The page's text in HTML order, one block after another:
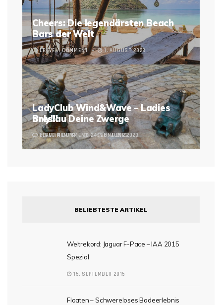
Cheers: Die legendärsten Beach
Bars der Welt
LEAVE A COMMENT 1. AUGUST 2023
Breslau Deine Zwerge
2 COMMENTS 24. JUNE 2023
LadyClub Wind&Wave – Ladies
only!!!
LEAVE A COMMENT 6. JUNE 2023
BELIEBTESTE ARTIKEL
Weltrekord: Jaguar F-Pace – IAA 2015
Spezial
15. SEPTEMBER 2015
Floaten – Schwereloses Badeerlebnis